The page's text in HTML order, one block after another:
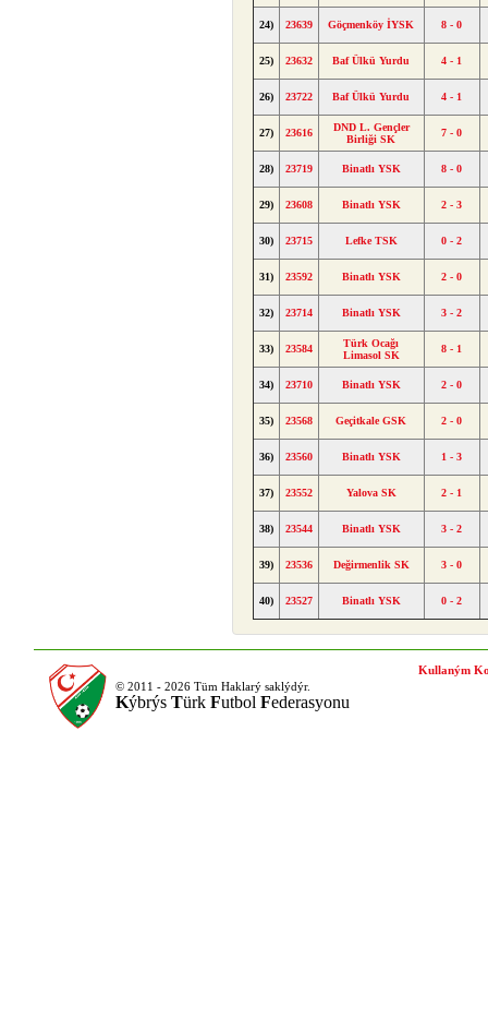
24) 23639 Göçmenköy İYSK 8 - 0
25) 23632 Baf Ülkü Yurdu 4 - 1
26) 23722 Baf Ülkü Yurdu 4 - 1
27) 23616
DND L. Gençler
Birliği SK
7 - 0
28) 23719 Binatlı YSK 8 - 0
29) 23608 Binatlı YSK 2 - 3
30) 23715 Lefke TSK 0 - 2
31) 23592 Binatlı YSK 2 - 0
32) 23714 Binatlı YSK 3 - 2
33) 23584
Türk Ocağı
Limasol SK
8 - 1
34) 23710 Binatlı YSK 2 - 0
35) 23568 Geçitkale GSK 2 - 0
36) 23560 Binatlı YSK 1 - 3
37) 23552 Yalova SK 2 - 1
38) 23544 Binatlı YSK 3 - 2
39) 23536 Değirmenlik SK 3 - 0
40) 23527 Binatlı YSK 0 - 2
© 2011 - 2026 Tüm Haklarý saklýdýr.
Kýbrýs Türk Futbol Federasyonu
Kullaným